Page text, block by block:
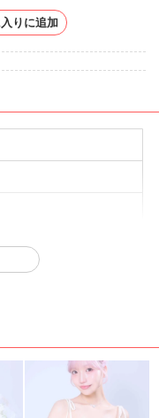
りに追加
。詳細はお店にお問い合わせく